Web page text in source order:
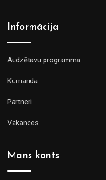
Informācija
Audzētavu programma
Komanda
Partneri
Vakances
Mans konts